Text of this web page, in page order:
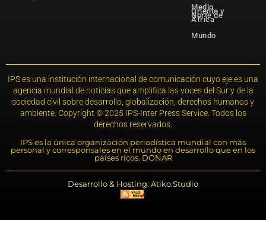
Medio
Oriente y
Norte de
África
Mundo
IPS es una institución internacional de comunicación cuyo eje es una
agencia mundial de noticias que amplifica las voces del Sur y de la
sociedad civil sobre desarrollo, globalización, derechos humanos y
ambiente. Copyright © 2025 IPS-Inter Press Service. Todos los
derechos reservados.
IPS es la única organización periodística mundial con más
personal y corresponsales en el mundo en desarrollo que en los
países ricos. DONAR
Desarrollo & Hosting: Atiko.Studio